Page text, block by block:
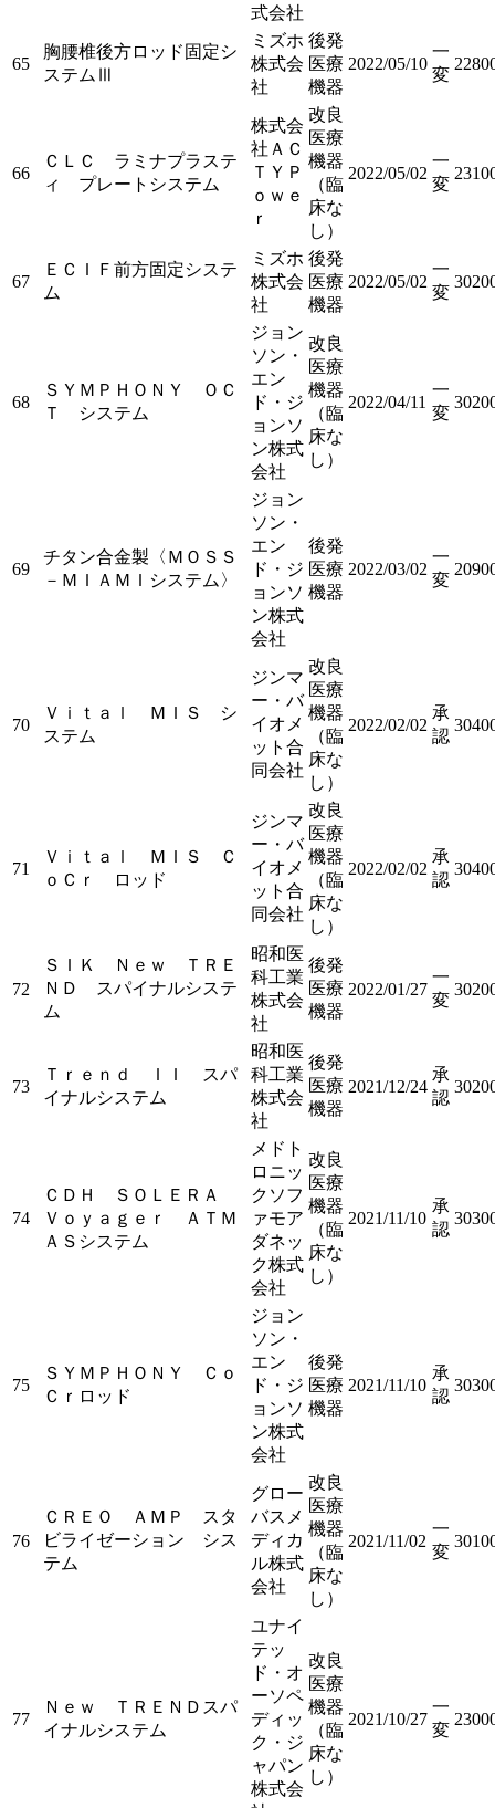
式会社
65
胸腰椎後方ロッド固定シ
ステムⅢ
ミズホ
株式会
社
後発
医療
機器
2022/05/10
一
変
66
ＣＬＣ ラミナプラステ
ィ プレートシステム
株式会
社ＡＣ
ＴＹＰ
ｏｗｅ
ｒ
改良
医療
機器
（臨
床な
し）
2022/05/02
一
変
67
ＥＣＩＦ前方固定システ
ム
ミズホ
株式会
社
後発
医療
機器
2022/05/02
一
変
68
ＳＹＭＰＨＯＮＹ ＯＣ
Ｔ システム
ジョン
ソン・
エン
ド・ジ
ョンソ
ン株式
会社
改良
医療
機器
（臨
床な
し）
2022/04/11
一
変
69
チタン合金製〈ＭＯＳＳ
－ＭＩＡＭＩシステム〉
ジョン
ソン・
エン
ド・ジ
ョンソ
ン株式
会社
後発
医療
機器
2022/03/02
一
変
70
Ｖｉｔａｌ ＭＩＳ シ
ステム
ジンマ
ー・バ
イオメ
ット合
同会社
改良
医療
機器
（臨
床な
し）
2022/02/02
承
認
71
Ｖｉｔａｌ ＭＩＳ Ｃ
ｏＣｒ ロッド
ジンマ
ー・バ
イオメ
ット合
同会社
改良
医療
機器
（臨
床な
し）
2022/02/02
承
認
72
ＳＩＫ Ｎｅｗ ＴＲＥ
ＮＤ スパイナルシステ
ム
昭和医
科工業
株式会
社
後発
医療
機器
2022/01/27
一
変
73
Ｔｒｅｎｄ ＩＩ スパ
イナルシステム
昭和医
科工業
株式会
社
後発
医療
機器
2021/12/24
承
認
74
ＣＤＨ ＳＯＬＥＲＡ
Ｖｏｙａｇｅｒ ＡＴＭ
ＡＳシステム
メドト
ロニッ
クソフ
ァモア
ダネッ
ク株式
会社
改良
医療
機器
（臨
床な
し）
2021/11/10
承
認
75
ＳＹＭＰＨＯＮＹ Ｃｏ
Ｃｒロッド
ジョン
ソン・
エン
ド・ジ
ョンソ
ン株式
会社
後発
医療
機器
2021/11/10
承
認
76
ＣＲＥＯ ＡＭＰ スタ
ビライゼーション シス
テム
グロー
バスメ
ディカ
ル株式
会社
改良
医療
機器
（臨
床な
し）
2021/11/02
一
変
77
Ｎｅｗ ＴＲＥＮＤスパ
イナルシステム
ユナイ
テッ
ド・オ
ーソペ
ディッ
ク・ジ
ャパン
株式会
改良
医療
機器
（臨
床な
し）
2021/10/27
一
変